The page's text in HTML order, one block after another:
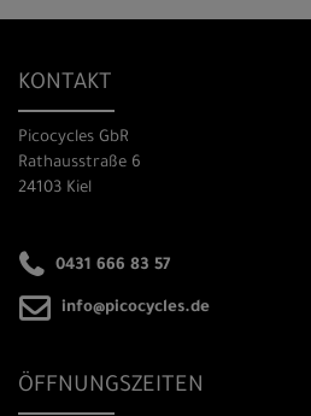
KONTAKT
Picocycles GbR
Rathausstraße 6
24103 Kiel
0431 666 83 57
info@picocycles.de
ÖFFNUNGSZEITEN